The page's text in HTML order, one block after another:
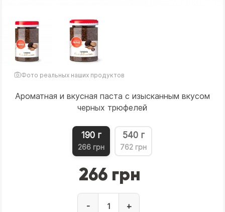
Фото реальных наших продуктов
Ароматная и вкусная паста с изысканным вкусом
черных трюфелей
190 г
266 грн
540 г
762 грн
266 грн
- +